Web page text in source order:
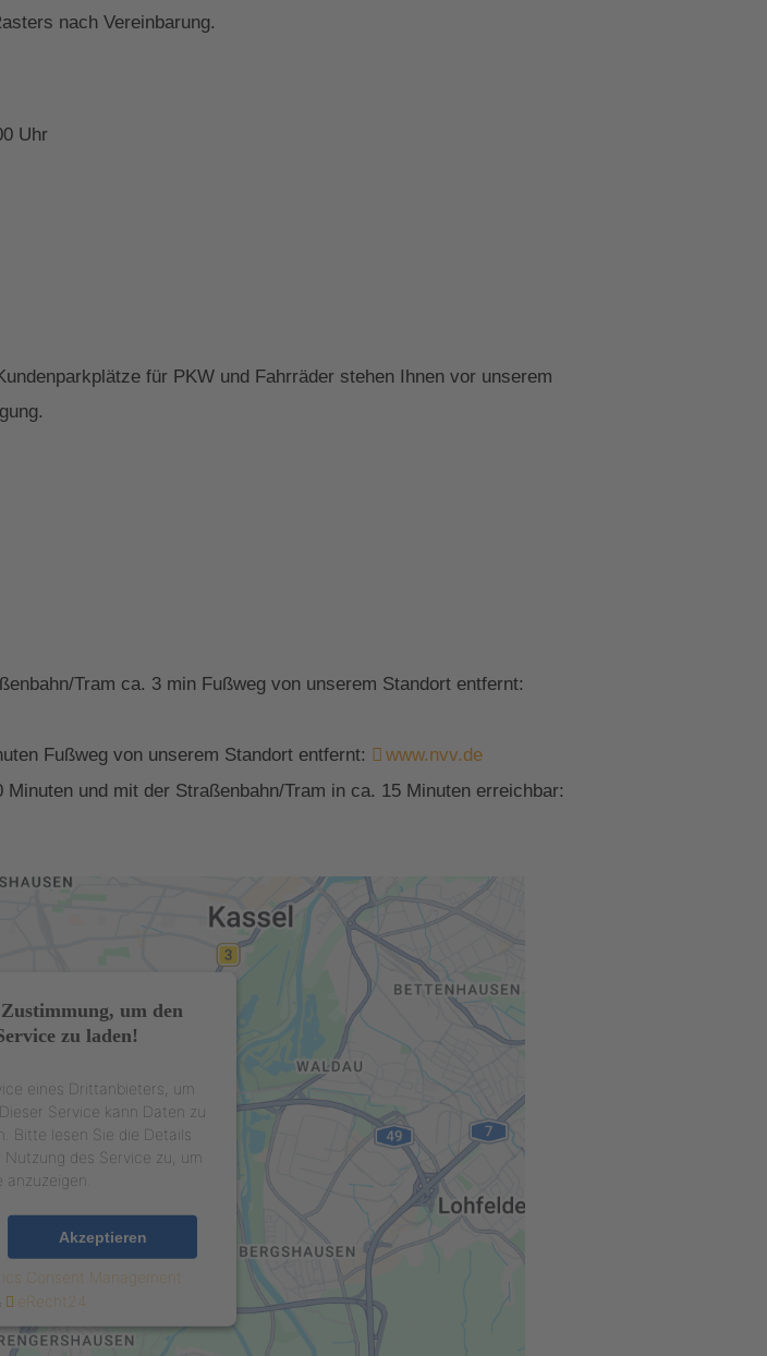
nach Vereinbarung.
Uhr
für PKW und Fahrräder stehen Ihnen vor unserem
Tram ca. 3 min Fußweg von unserem Standort entfernt:
Fußweg von unserem Standort entfernt:
www.nvv.de
und mit der Straßenbahn/Tram in ca. 15 Minuten erreichbar:
um den
zu laden!
eines Drittanbieters, um
Service kann Daten zu
Bitte lesen Sie die Details
des Service zu, um
anzuzeigen.
Akzeptieren
Consent Management
eRecht24